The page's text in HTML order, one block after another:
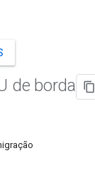
de borda